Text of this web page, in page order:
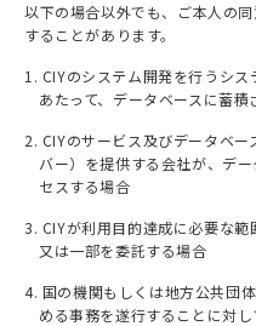
以下の場合以外でも、ご本人の
することがあります。
1. CIYのシステム開発を行うシ
あたって、データベースに蓄
2. CIYのサービス及びデータベ
バー）を提供する会社が、デ
セスする場合
3. CIYが利用目的達成に必要な
又は一部を委託する場合
4. 国の機関もしくは地方公共団
める事務を遂行することに対